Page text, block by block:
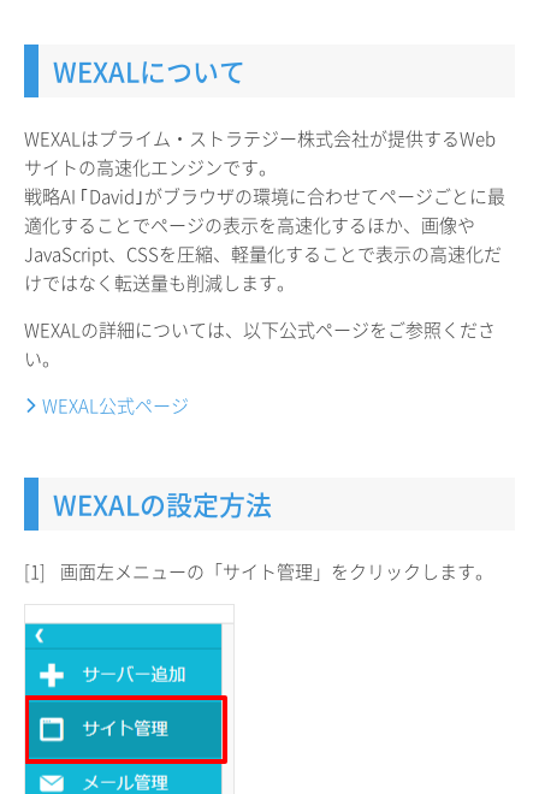
WEXALについて
WEXALはプライム・ストラテジー株式会社が提供するWeb
サイトの高速化エンジンです。
戦略AI ｢David｣がブラウザの環境に合わせてページごとに最
適化することでページの表示を高速化するほか、画像や
JavaScript、CSSを圧縮、軽量化することで表示の高速化だ
けではなく転送量も削減します。
WEXALの詳細については、以下公式ページをご参照くださ
い。
WEXAL公式ページ
WEXALの設定方法
[1] 画面左メニューの「サイト管理」をクリックします。